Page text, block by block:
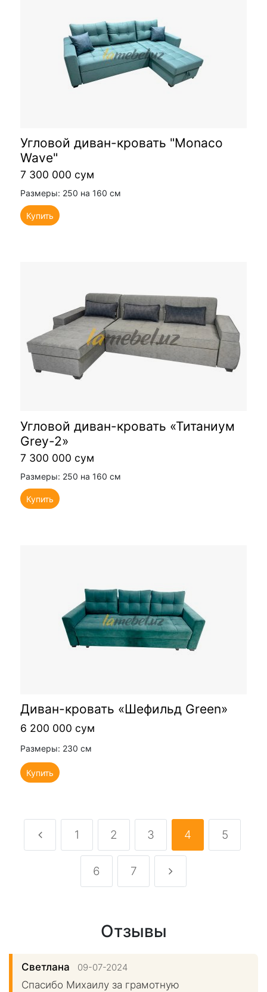
Угловой диван-кровать "Monaco
Wave"
7 300 000 сум
Размеры: 250 на 160 см
Купить
Угловой диван-кровать «Титаниум
Grey-2»
7 300 000 сум
Размеры: 250 на 160 см
Купить
Диван-кровать «Шефильд Green»
6 200 000 сум
Размеры: 230 см
Купить
1 2 3 4 5
6 7
Отзывы
Светлана 09-07-2024
Спасибо Михаилу за грамотную